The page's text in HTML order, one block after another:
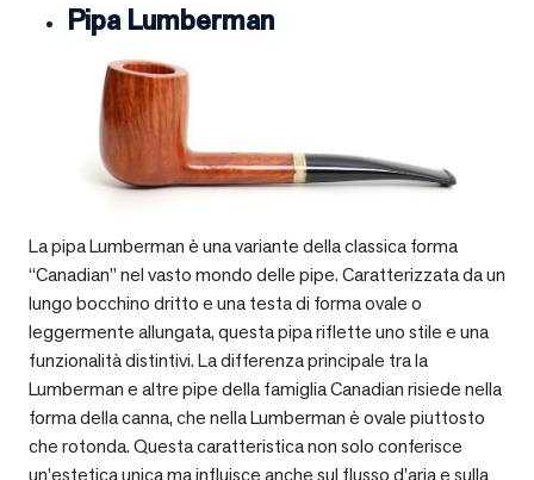
Pipa Lumberman
La pipa Lumberman è una variante della classica forma
“Canadian” nel vasto mondo delle pipe. Caratterizzata da un
lungo bocchino dritto e una testa di forma ovale o
leggermente allungata, questa pipa riflette uno stile e una
funzionalità distintivi. La differenza principale tra la
Lumberman e altre pipe della famiglia Canadian risiede nella
forma della canna, che nella Lumberman è ovale piuttosto
che rotonda. Questa caratteristica non solo conferisce
un’estetica unica ma influisce anche sul flusso d’aria e sulla